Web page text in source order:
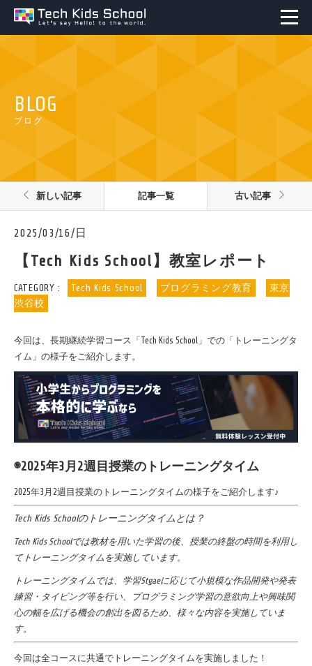
BLOG
ブログ
新しい記事 記事一覧 古い記事
2025/03/16/日
【Tech Kids School】教室レポート
CATEGORY : Tech Kids School プログラミング教育
東京
渋谷校
今回は、長期継続学習コース「Tech Kids School」での「トレーニングタ
イム」の様子をご紹介します。
◉2025年3月2週目授業のトレーニングタイム
2025年3月2週目授業のトレーニングタイムの様子をご紹介します♪
Tech Kids Schoolのトレーニングタイムとは？
Tech Kids Schoolでは教材を用いた学習の後、授業の終盤の時間を利用し
てトレーニングタイムを実施しています。
トレーニングタイムでは、学習Stgaeに応じて小規模な作品開発や発表
練習・タイピング等を行い、プログラミング学習の意欲向上や興味関
心の幅を広げる機会の創出を図るため、様々な内容を実施していま
す。
今回は全コースに共通でトレーニングタイムを実施しました！